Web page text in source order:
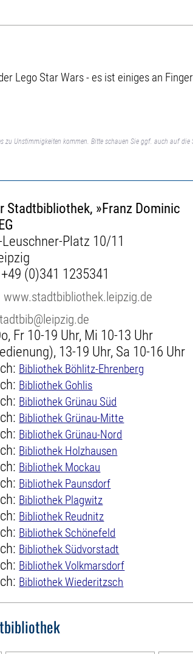
Lego Star Wars - es ist einiges an
Unstimmigkeiten kommen. Bitte schauen Sie ggf. auch auf die
Stadtbibliothek, »Franz Dominic
Platz 10/11
+49 (0)341 1235341
www.stadtbibliothek.leipzig.de
Fr 10-19 Uhr, Mi 10-13 Uhr
13-19 Uhr, Sa 10-16 Uhr
Bibliothek Böhlitz-Ehrenberg
Bibliothek Gohlis
Bibliothek Grünau Süd
Bibliothek Grünau-Mitte
Bibliothek Grünau-Nord
Bibliothek Holzhausen
Bibliothek Mockau
Bibliothek Paunsdorf
Bibliothek Plagwitz
Bibliothek Reudnitz
Bibliothek Schönefeld
Bibliothek Südvorstadt
Bibliothek Volkmarsdorf
Bibliothek Wiederitzsch